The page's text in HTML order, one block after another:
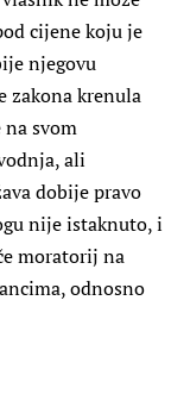
cijene koju je
njegovu
zakona krenula
na svom
ali
dobije pravo
nije istaknuto, i
moratorij na
odnosno